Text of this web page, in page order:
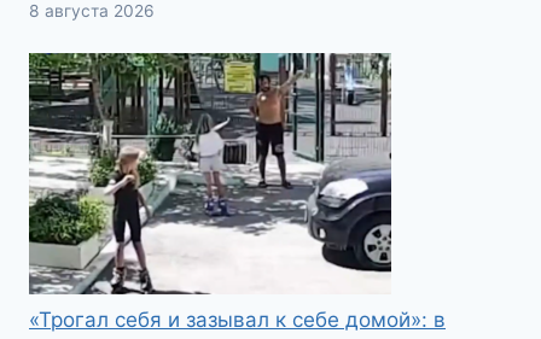
8 августа 2026
«Трогал себя и зазывал к себе домой»: в